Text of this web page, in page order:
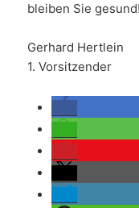
bleiben Sie gesund!
Gerhard Hertlein
1. Vorsitzender